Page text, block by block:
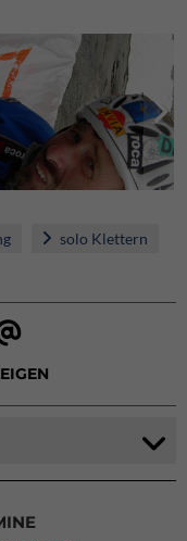
solo Klettern